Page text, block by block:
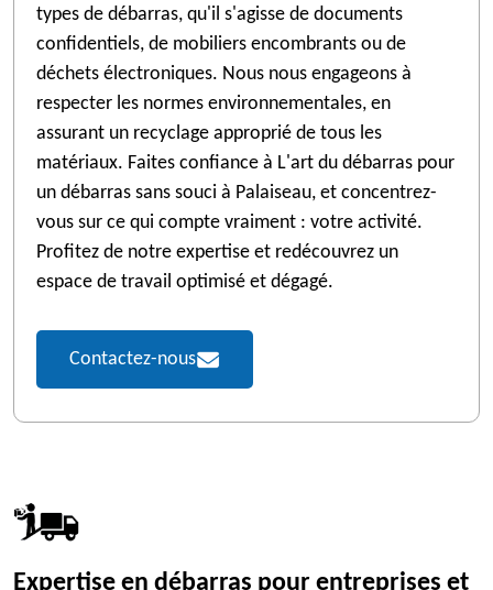
types de débarras, qu'il s'agisse de documents
confidentiels, de mobiliers encombrants ou de
déchets électroniques. Nous nous engageons à
respecter les normes environnementales, en
assurant un recyclage approprié de tous les
matériaux. Faites confiance à L'art du débarras pour
un débarras sans souci à Palaiseau, et concentrez-
vous sur ce qui compte vraiment : votre activité.
Profitez de notre expertise et redécouvrez un
espace de travail optimisé et dégagé.
Contactez-nous
Expertise en débarras pour entreprises et